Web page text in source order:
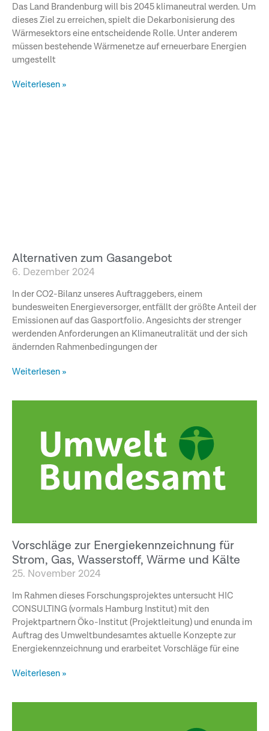
Das Land Brandenburg will bis 2045 klimaneutral werden. Um
dieses Ziel zu erreichen, spielt die Dekarbonisierung des
Wärmesektors eine entscheidende Rolle. Unter anderem
müssen bestehende Wärmenetze auf erneuerbare Energien
umgestellt
Weiterlesen »
Alternativen zum Gasangebot
6. Dezember 2024
In der CO2-Bilanz unseres Auftraggebers, einem
bundesweiten Energieversorger, entfällt der größte Anteil der
Emissionen auf das Gasportfolio. Angesichts der strenger
werdenden Anforderungen an Klimaneutralität und der sich
ändernden Rahmenbedingungen der
Weiterlesen »
Vorschläge zur Energiekennzeichnung für
Strom, Gas, Wasserstoff, Wärme und Kälte
25. November 2024
Im Rahmen dieses Forschungsprojektes untersucht HIC
CONSULTING (vormals Hamburg Institut) mit den
Projektpartnern Öko-Institut (Projektleitung) und enunda im
Auftrag des Umweltbundesamtes aktuelle Konzepte zur
Energiekennzeichnung und erarbeitet Vorschläge für eine
Weiterlesen »